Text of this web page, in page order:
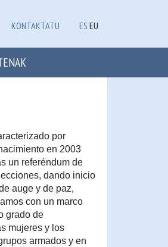
KONTAKTATU ES EU
por
en 2003
un referéndum de
dando inicio
auge y de paz,
con un marco
grado de
mujeres y los
armados y en